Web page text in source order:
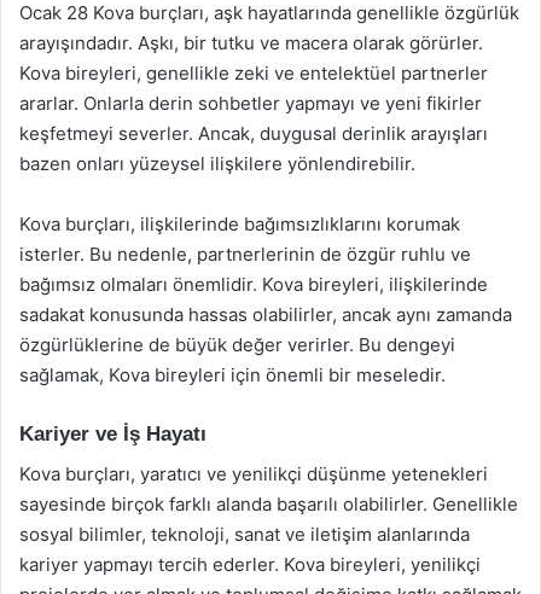
Ocak 28 Kova burçları, aşk hayatlarında genellikle özgürlük
arayışındadır. Aşkı, bir tutku ve macera olarak görürler.
Kova bireyleri, genellikle zeki ve entelektüel partnerler
ararlar. Onlarla derin sohbetler yapmayı ve yeni fikirler
keşfetmeyi severler. Ancak, duygusal derinlik arayışları
bazen onları yüzeysel ilişkilere yönlendirebilir.
Kova burçları, ilişkilerinde bağımsızlıklarını korumak
isterler. Bu nedenle, partnerlerinin de özgür ruhlu ve
bağımsız olmaları önemlidir. Kova bireyleri, ilişkilerinde
sadakat konusunda hassas olabilirler, ancak aynı zamanda
özgürlüklerine de büyük değer verirler. Bu dengeyi
sağlamak, Kova bireyleri için önemli bir meseledir.
Kariyer ve İş Hayatı
Kova burçları, yaratıcı ve yenilikçi düşünme yetenekleri
sayesinde birçok farklı alanda başarılı olabilirler. Genellikle
sosyal bilimler, teknoloji, sanat ve iletişim alanlarında
kariyer yapmayı tercih ederler. Kova bireyleri, yenilikçi